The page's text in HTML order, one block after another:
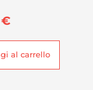
€
al carrello